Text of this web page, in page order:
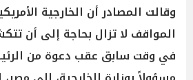
وقالت المصادر أن الخارجية
المواقف لا تزال بحاجة إلى أن
في وقت سابق عقب دعوة من